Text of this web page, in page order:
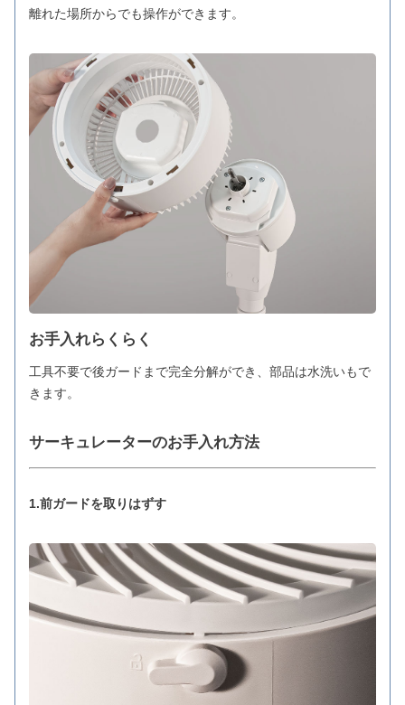
離れた場所からでも操作ができます。
お手入れらくらく
工具不要で後ガードまで完全分解ができ、部品は水洗いもで
きます。
サーキュレーターのお手入れ方法
1.前ガードを取りはずす